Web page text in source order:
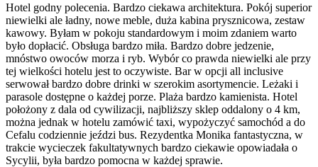
Hotel godny polecenia. Bardzo ciekawa architektura. Pokój superior
niewielki ale ładny, nowe meble, duża kabina prysznicowa, zestaw
kawowy. Byłam w pokoju standardowym i moim zdaniem warto
było dopłacić. Obsługa bardzo miła. Bardzo dobre jedzenie,
mnóstwo owoców morza i ryb. Wybór co prawda niewielki ale przy
tej wielkości hotelu jest to oczywiste. Bar w opcji all inclusive
serwował bardzo dobre drinki w szerokim asortymencie. Leżaki i
parasole dostępne o każdej porze. Plaża bardzo kamienista. Hotel
położony z dala od cywilizacji, najbliższy sklep oddalony o 4 km,
można jednak w hotelu zamówić taxi, wypożyczyć samochód a do
Cefalu codziennie jeździ bus. Rezydentka Monika fantastyczna, w
trakcie wycieczek fakultatywnych bardzo ciekawie opowiadała o
Sycylii, była bardzo pomocna w każdej sprawie.